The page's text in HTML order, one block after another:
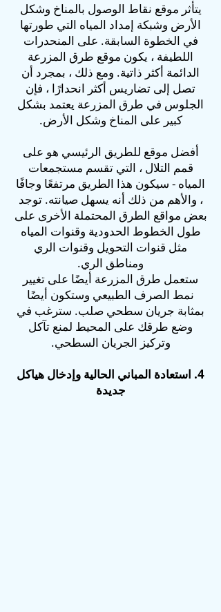
يتأثر موقع نقاط الوصول بالمناخ وشكل
الأرض وشبكة إمداد المياه التي طورتها
في الخطوة السابقة. على المنحدرات
اللطيفة ، يكون موقع طرق المزرعة
الدائمة أكثر ذاتية. ومع ذلك ، بمجرد أن
تصل إلى تضاريس أكثر انحدارًا ، فإن
الجلوس في طرق المزرعة يعتمد بشكل
كبير على المناخ وشكل الأرض.
أفضل موقع للطريق الرئيسي هو على
قمم التلال ، التي تقسم مستجمعات
المياه - سيكون هذا الطريق مرتفعًا وجافًا
، والأهم من ذلك أنه يسهل صيانته. توجد
بعض مواقع الطرق المحتملة الأخرى على
طول الخطوط الحدودية وقنوات المياه
مثل قنوات التحويل وقنوات الري
ومناطق الري.
ستعمل طرق المزرعة أيضًا على تغيير
نمط الصرف الطبيعي وستكون أيضًا
بمثابة جريان سطحي صلب. سترغب في
وضع طرقك على المحيط لمنع تآكل
وتركيز الجريان السطحي.
4. استعادة المباني الحالية وإدخال هياكل
جديدة